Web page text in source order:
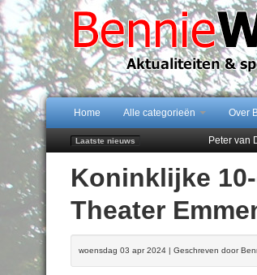
Home Alle categorieën Over
Laatste nieuws
Peter van
102
Emmen
Treffer
Koninklijke
Theater
woensdag 03 apr 2024 | Geschreven door